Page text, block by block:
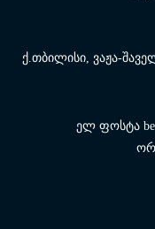
ქ.თბილისი, ვაჟა-
ელ ფოსტა